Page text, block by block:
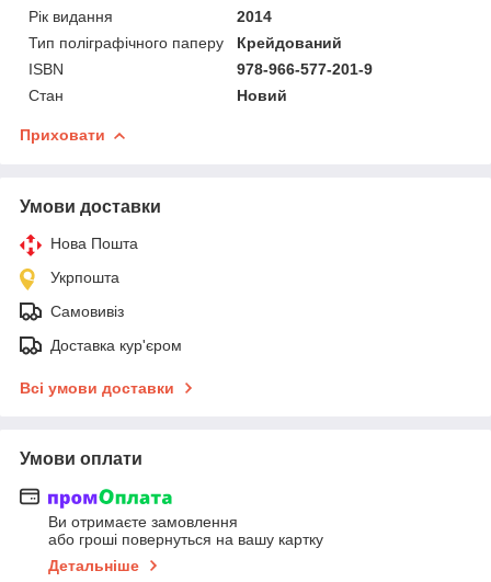
Рік видання
2014
Тип поліграфічного паперу
Крейдований
ISBN
978-966-577-201-9
Стан
Новий
Приховати
Умови доставки
Нова Пошта
Укрпошта
Самовивіз
Доставка кур'єром
Всі умови доставки
Умови оплати
Ви отримаєте замовлення
або гроші повернуться на вашу картку
Детальніше